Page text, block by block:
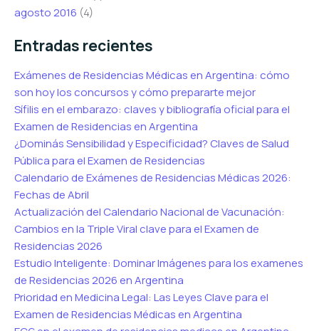
agosto 2016 (4)
Entradas recientes
Exámenes de Residencias Médicas en Argentina: cómo
son hoy los concursos y cómo prepararte mejor
Sífilis en el embarazo: claves y bibliografía oficial para el
Examen de Residencias en Argentina
¿Dominás Sensibilidad y Especificidad? Claves de Salud
Pública para el Examen de Residencias
Calendario de Exámenes de Residencias Médicas 2026:
Fechas de Abril
Actualización del Calendario Nacional de Vacunación:
Cambios en la Triple Viral clave para el Examen de
Residencias 2026
Estudio Inteligente: Dominar Imágenes para los examenes
de Residencias 2026 en Argentina
Prioridad en Medicina Legal: Las Leyes Clave para el
Examen de Residencias Médicas en Argentina